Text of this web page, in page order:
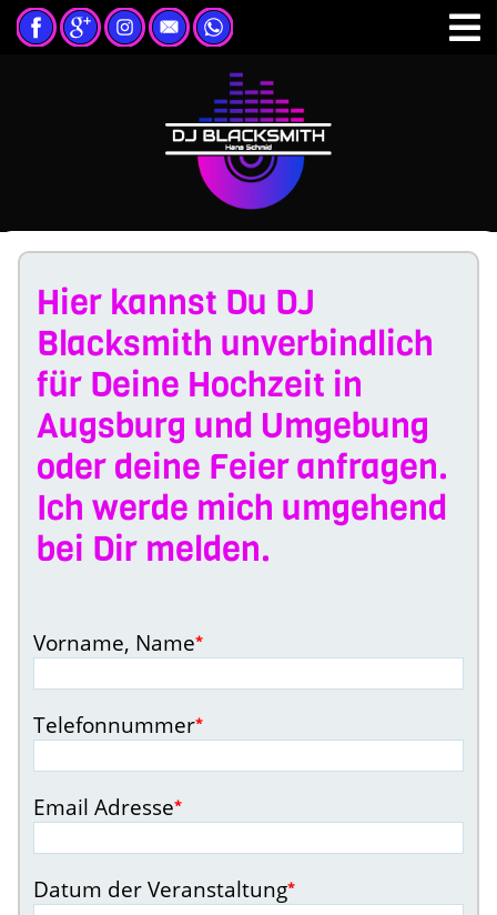
Hier kannst Du DJ
Blacksmith unverbindlich
für Deine Hochzeit in
Augsburg und Umgebung
oder deine Feier anfragen.
Ich werde mich umgehend
bei Dir melden.
Vorname, Name*
Telefonnummer*
Email Adresse*
Datum der Veranstaltung*